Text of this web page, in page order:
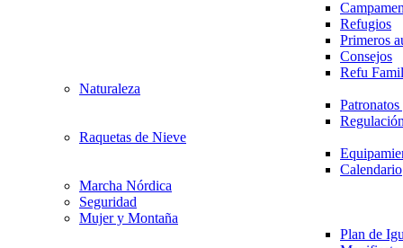
Refugios
Primeros
Consejos
Refu
Naturaleza
Raquetas de Nieve
Calendario
Marcha Nórdica
Seguridad
Mujer y Montaña
Plan de